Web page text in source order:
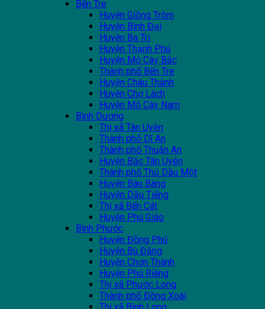
Bến Tre
Huyện Giồng Trôm
Huyện Bình Đại
Huyện Ba Tri
Huyện Thạnh Phú
Huyện Mỏ Cày Bắc
Thành phố Bến Tre
Huyện Châu Thành
Huyện Chợ Lách
Huyện Mỏ Cày Nam
Bình Dương
Thị xã Tân Uyên
Thành phố Dĩ An
Thành phố Thuận An
Huyện Bắc Tân Uyên
Thành phố Thủ Dầu Một
Huyện Bàu Bàng
Huyện Dầu Tiếng
Thị xã Bến Cát
Huyện Phú Giáo
Bình Phước
Huyện Đồng Phú
Huyện Bù Đăng
Huyện Chơn Thành
Huyện Phú Riềng
Thị xã Phước Long
Thành phố Đồng Xoài